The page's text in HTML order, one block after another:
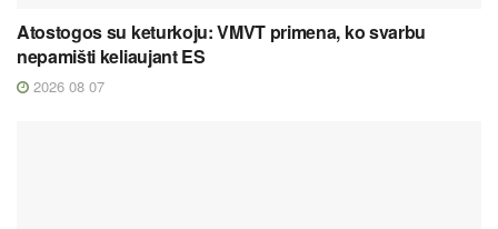
Atostogos su keturkoju: VMVT primena, ko svarbu
nepamišti keliaujant ES
2026 08 07